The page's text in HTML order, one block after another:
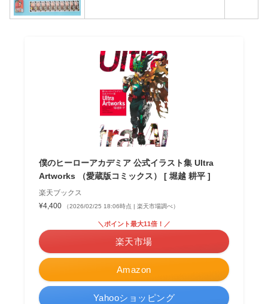
僕のヒーローアカデミア 公式イラスト集 Ultra
Artworks （愛蔵版コミックス） [ 堀越 耕平 ]
楽天ブックス
¥4,400
（2026/02/25 18:06時点 | 楽天市場調べ）
Amazon
＼ポイント最大11倍！／
楽天市場
Yahooショッピング